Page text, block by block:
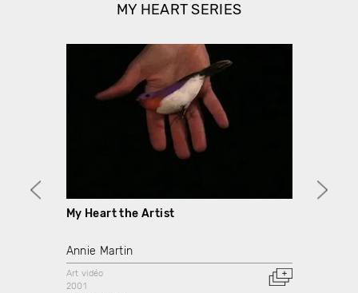
MY HEART SERIES
My Heart the Artist
Annie Martin
Art vidéo
2001